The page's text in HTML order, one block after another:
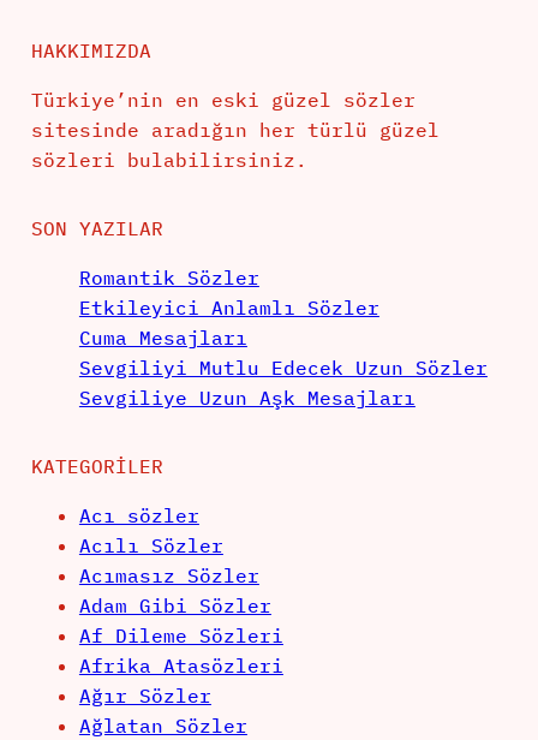
HAKKIMIZDA
Türkiye’nin en eski güzel sözler
sitesinde aradığın her türlü güzel
sözleri bulabilirsiniz.
SON YAZILAR
Romantik Sözler
Etkileyici Anlamlı Sözler
Cuma Mesajları
Sevgiliyi Mutlu Edecek Uzun Sözler
Sevgiliye Uzun Aşk Mesajları
KATEGORILER
Acı sözler
Acılı Sözler
Acımasız Sözler
Adam Gibi Sözler
Af Dileme Sözleri
Afrika Atasözleri
Ağır Sözler
Ağlatan Sözler